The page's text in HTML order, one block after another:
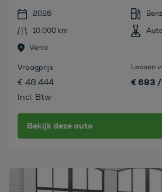
2026
10.000 km
Venlo
Vraagprijs
€ 48.444
Incl. Btw
Leasen
€ 693 /
Bekijk deze auto